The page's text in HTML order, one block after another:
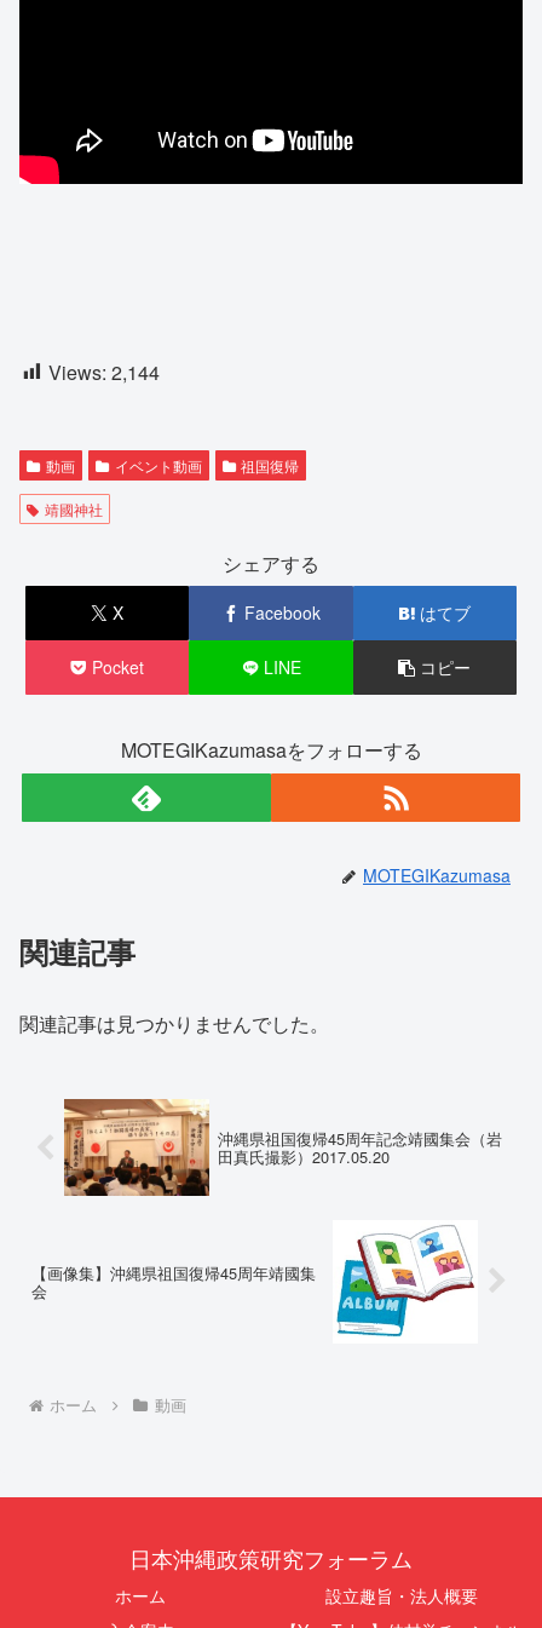
Views: 2,144
動画 イベント動画 祖国復帰
靖國神社
シェアする
X Facebook はてブ
Pocket LINE コピー
MOTEGIKazumasaをフォローする
MOTEGIKazumasa
関連記事
関連記事は見つかりませんでした。
沖縄県祖国復帰45周年記念靖國集会（岩
田真氏撮影）2017.05.20
【画像集】沖縄県祖国復帰45周年靖國集
会
ホーム 動画
日本沖縄政策研究フォーラム
ホーム
設立趣旨・法人概要